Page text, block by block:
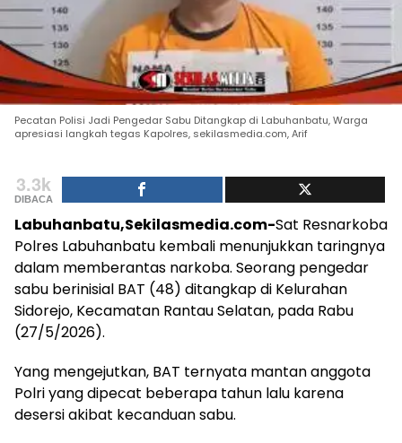
Pecatan Polisi Jadi Pengedar Sabu Ditangkap di Labuhanbatu, Warga
apresiasi langkah tegas Kapolres, sekilasmedia.com, Arif
3.3k
DIBACA
Labuhanbatu,Sekilasmedia.com-Sat Resnarkoba
Polres Labuhanbatu kembali menunjukkan taringnya
dalam memberantas narkoba. Seorang pengedar
sabu berinisial BAT (48) ditangkap di Kelurahan
Sidorejo, Kecamatan Rantau Selatan, pada Rabu
(27/5/2026).
Yang mengejutkan, BAT ternyata mantan anggota
Polri yang dipecat beberapa tahun lalu karena
desersi akibat kecanduan sabu.